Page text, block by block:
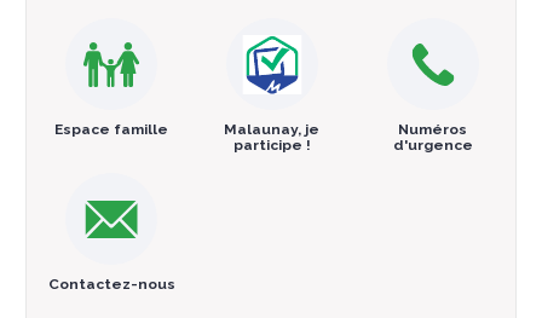
Espace famille
Malaunay, je
participe !
Numéros
d'urgence
Contactez-nous